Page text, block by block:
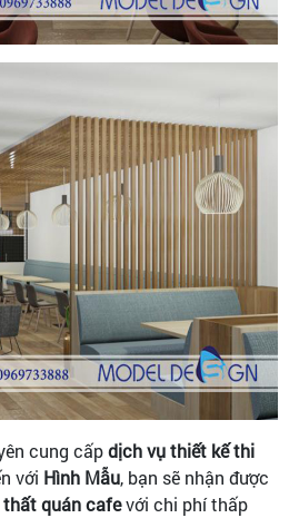
cung cấpdịch vụ thiết kế thi
với Hình Mẫu, bạn sẽ nhận được
quán cafevới chi phí thấp